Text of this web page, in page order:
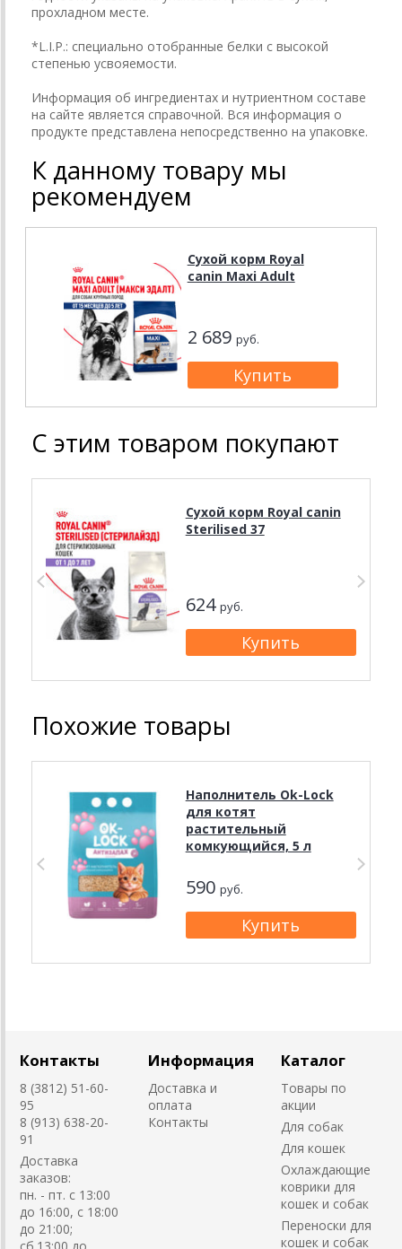
прохладном месте.
*L.I.P.: специально отобранные белки с высокой
степенью усвояемости.
Информация об ингредиентах и нутриентном составе
на сайте является справочной. Вся информация о
продукте представлена непосредственно на упаковке.
К данному товару мы
рекомендуем
Сухой корм Royal
canin Maxi Adult
2 689 руб.
С этим товаром покупают
Сухой корм Royal canin
Sterilised 37
624 руб.
Похожие товары
Наполнитель Ok-Lock
для котят
растительный
комкующийся, 5 л
590 руб.
Контакты
8 (3812) 51-60-
95
8 (913) 638-20-
91
Доставка
заказов:
пн. - пт. с 13:00
до 16:00, с 18:00
до 21:00;
сб.13:00 до
Информация
Доставка и
оплата
Контакты
Каталог
Товары по
акции
Для собак
Для кошек
Охлаждающие
коврики для
кошек и собак
Переноски для
кошек и собак